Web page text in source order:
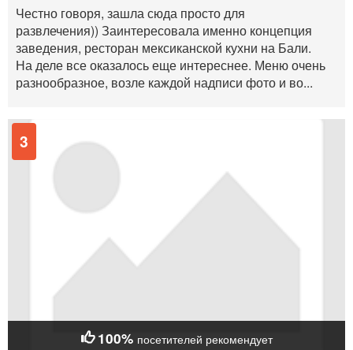
Честно говоря, зашла сюда просто для
развлечения)) Заинтересовала именно концепция
заведения, ресторан мексиканской кухни на Бали.
На деле все оказалось еще интереснее. Меню очень
разнообразное, возле каждой надписи фото и во...
100% посетителей рекомендует
3